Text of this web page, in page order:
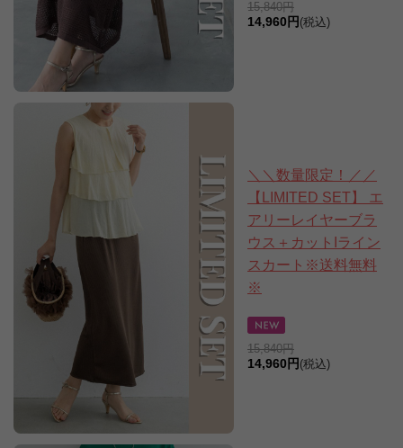
15,840円
14,960円 (税込)
＼＼数量限定！／／
【LIMITED SET】 エ
アリーレイヤーブラ
ウス＋カットIライン
スカート※送料無料
※
15,840円
14,960円 (税込)